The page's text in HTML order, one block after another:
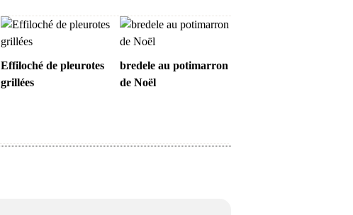
Effiloché de pleurotes
grillées
bredele au potimarron
de Noël